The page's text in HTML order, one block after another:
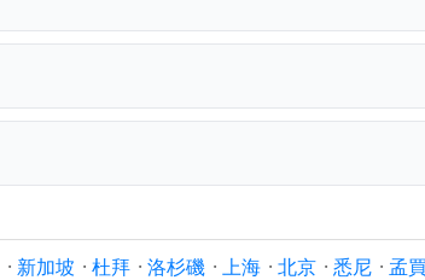
· 新加坡 · 杜拜 · 洛杉磯 · 上海 · 北京 · 悉尼 · 孟買